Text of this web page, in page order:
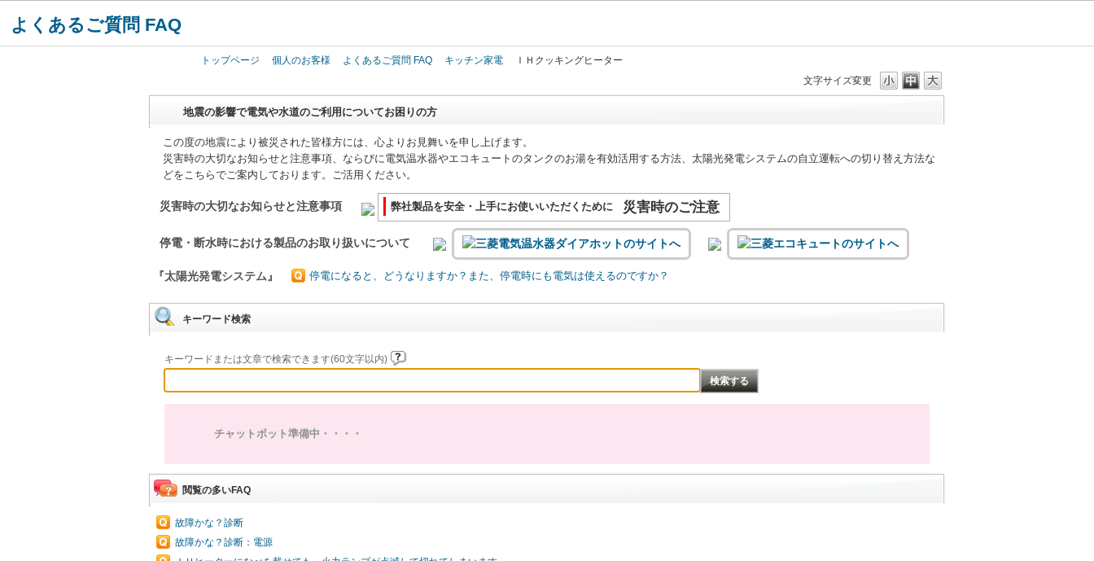
よくあるご質問 FAQ
トップページ 個人のお客様 よくあるご質問 FAQ キッチン家電
ＩＨクッキングヒーター
文字サイズ変更
地震の影響で電気や水道のご利用についてお困りの方
この度の地震により被災された皆様方には、心よりお見舞いを申し上げます。
災害時の大切なお知らせと注意事項、ならびに電気温水器やエコキュートのタンクのお湯を有効活用する方法、太陽光発電システムの自立運転への切り替え方法な
どをこちらでご案内しております。ご活用ください。
災害時の大切なお知らせと注意事項 弊社製品を安全・上手にお使いいただくために 災害時のご注意
停電・断水時における製品のお取り扱いについて
『太陽光発電システム』 停電になると、どうなりますか？また、停電時にも電気は使えるのですか？
キーワード検索
キーワードまたは文章で検索できます(60文字以内)
チャットボット準備中・・・・
閲覧の多いFAQ
故障かな？診断
故障かな？診断：電源